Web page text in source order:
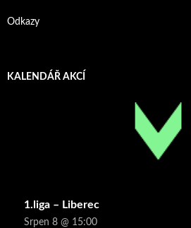
Odkazy
KALENDÁŘ AKCÍ
1.liga – Liberec
Srpen 8 @ 15:00